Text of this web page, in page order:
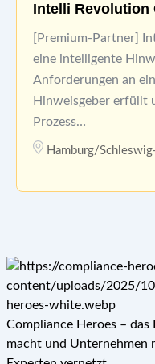
Intelli Revolution
[Premium-Partner]
eine intelligente
Anforderungen an
Hinweisgeber erfüllt
Prozess…
Hamburg/
Compliance Heroes –
macht und Unternehmen